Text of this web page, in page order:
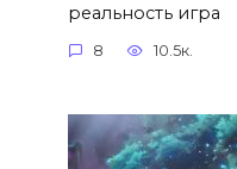
реальность игра
8 10.5к.